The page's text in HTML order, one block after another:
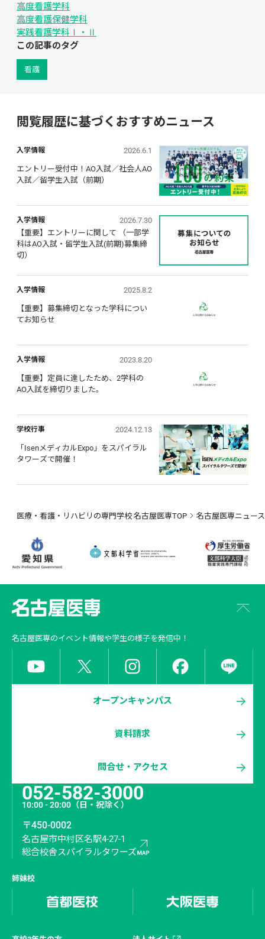
高度看護学科
高度看護保健学科
実践看護学科Ⅰ・Ⅱ
この記事のタグ
看護
閲覧履歴に基づくおすすめニュース
入学情報 2026.6.1
エントリー受付中！AO入試／社会人AO
入試／留学生入試（前期）
入学情報
2026.7.30
【重要】エントリーに関して （一部学
科はAO入試・留学生入試(前期)募集締
切）
入学情報 2025.8.2
【重要】募集締切となった学科につい
てお知らせ
入学情報 2023.8.20
【重要】定員に達したため、2学科の
AO入試を締切りました。
学校行事 2024.12.13
「IsenメディカルExpo」をスパイラル
タワーズで開催！
医療・看護・リハビリの専門学校 名古屋医専TOP 名古屋医専ニュース
名古屋医専のイベント情報や学生の様子を発信中！
オープンキャンパス
資料請求
問合せ・アクセス
052-582-3000
10:00 - 20:00 （日・祝除く）
〒450-0002
名古屋市中村区名駅4-27-1
総合校舎スパイラルタワーズ
姉妹校